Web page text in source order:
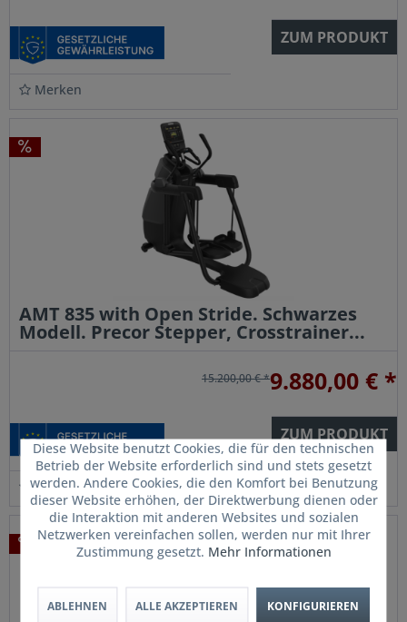
ZUM PRODUKT
Merken
AMT 835 with Open Stride. Schwarzes
Modell. Precor Stepper, Crosstrainer...
9.880,00 € *
15.200,00 € *
ZUM PRODUKT
Merken
Diese Website benutzt Cookies, die für den technischen
Betrieb der Website erforderlich sind und stets gesetzt
werden. Andere Cookies, die den Komfort bei Benutzung
dieser Website erhöhen, der Direktwerbung dienen oder
die Interaktion mit anderen Websites und sozialen
Netzwerken vereinfachen sollen, werden nur mit Ihrer
Zustimmung gesetzt. Mehr Informationen
ABLEHNEN ALLE AKZEPTIEREN KONFIGURIEREN